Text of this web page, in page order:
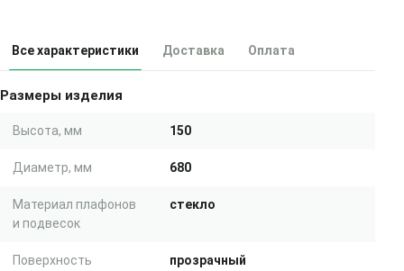
Все характеристики Доставка Оплата
Размеры изделия
Высота, мм 150
Диаметр, мм 680
Материал плафонов
и подвесок
стекло
Поверхность
прозрачный